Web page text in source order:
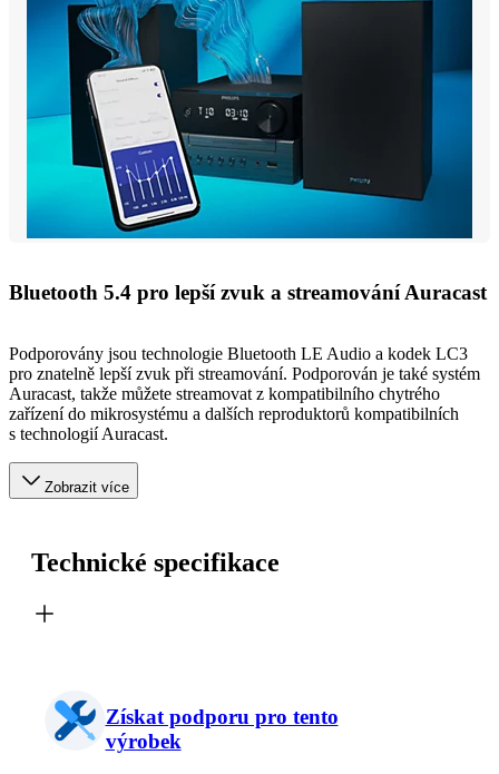
Bluetooth 5.4 pro lepší zvuk a streamování Auracast
Podporovány jsou technologie Bluetooth LE Audio a kodek LC3
pro znatelně lepší zvuk při streamování. Podporován je také systém
Auracast, takže můžete streamovat z kompatibilního chytrého
zařízení do mikrosystému a dalších reproduktorů kompatibilních
s technologií Auracast.
Zobrazit více
Technické specifikace
Získat podporu pro tento
výrobek